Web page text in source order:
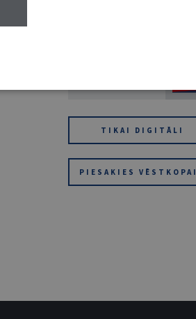
TIKAI DIGITĀLI
PIESAKIES VĒSTKOPAI